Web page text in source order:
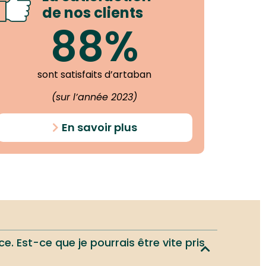
de nos clients
88%
sont satisfaits d’artaban
(sur l’année 2023)
En savoir plus
Est-ce que je pourrais être vite pris